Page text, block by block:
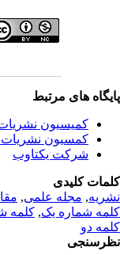
های مرتبط
کمیسیون نشریات
کمسیون نشریات
شرکت یکتاوب
کلیدی
,مجله علمی,
شماره یک,کلمه
دو